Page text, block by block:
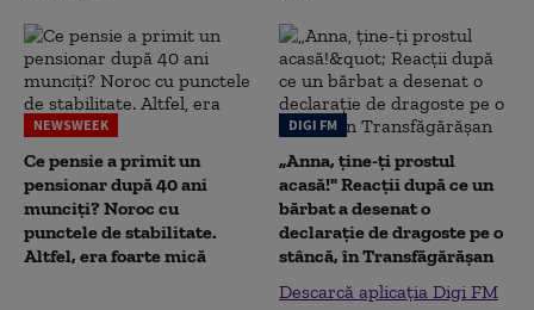
NEWSWEEK
Ce pensie a primit un
pensionar după 40 ani
munciți? Noroc cu
punctele de stabilitate.
Altfel, era foarte mică
DIGI FM
„Anna, ţine-ţi prostul
acasă!" Reacţii după ce un
bărbat a desenat o
declaraţie de dragoste pe o
stâncă, în Transfăgărăşan
Descarcă aplicația Digi FM